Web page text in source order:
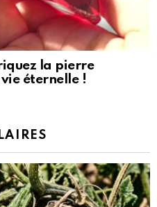
la pierre
éternelle !